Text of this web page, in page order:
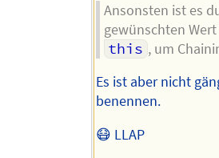
Ansonsten ist es
gewünschten
this , um
Es ist aber nicht
benennen.
😷 LLAP